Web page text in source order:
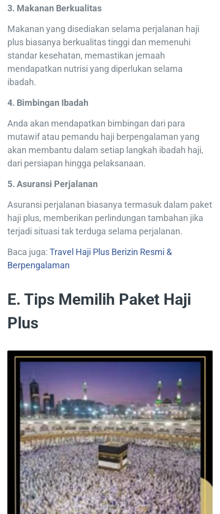
3. Makanan Berkualitas
Makanan yang disediakan selama perjalanan haji
plus biasanya berkualitas tinggi dan memenuhi
standar kesehatan, memastikan jemaah
mendapatkan nutrisi yang diperlukan selama
ibadah.
4. Bimbingan Ibadah
Anda akan mendapatkan bimbingan dari para
mutawif atau pemandu haji berpengalaman yang
akan membantu dalam setiap langkah ibadah haji,
dari persiapan hingga pelaksanaan.
5. Asuransi Perjalanan
Asuransi perjalanan biasanya termasuk dalam paket
haji plus, memberikan perlindungan tambahan jika
terjadi situasi tak terduga selama perjalanan.
Baca juga: Travel Haji Plus Berizin Resmi &
Berpengalaman
E. Tips Memilih Paket Haji
Plus